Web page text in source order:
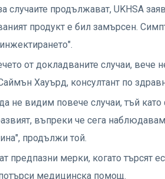
случаите продължават, UKHSA
продукт е бил замърсен.
от докладваните случаи, вече
Хауърд, консултант по
не видим повече случаи, тъй
въпреки че сега
продължи той.
предпазни мерки, когато търсят
медицинска помощ.